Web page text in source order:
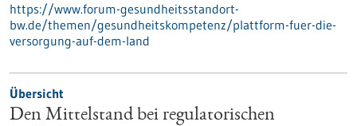
https://www.forum-gesundheitsstandort-
bw.de/themen/gesundheitskompetenz/plattform-fuer-die-
versorgung-auf-dem-land
Übersicht
Den Mittelstand bei regulatorischen